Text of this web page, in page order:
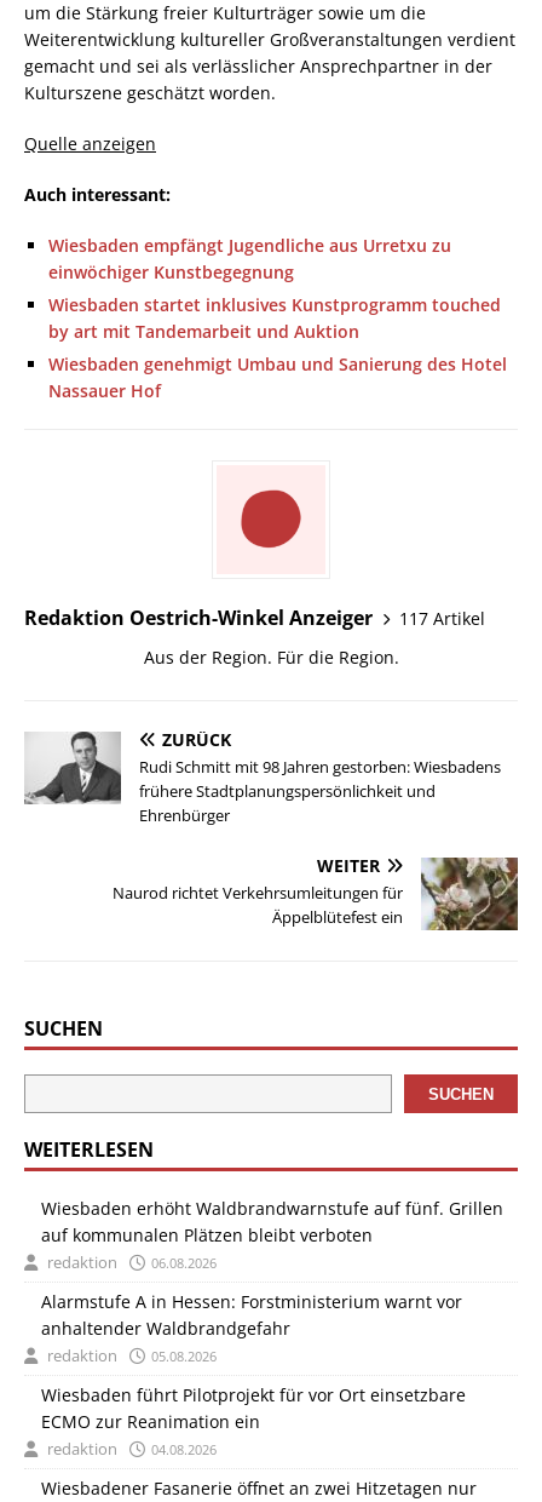
um die Stärkung freier Kulturträger sowie um die
Weiterentwicklung kultureller Großveranstaltungen verdient
gemacht und sei als verlässlicher Ansprechpartner in der
Kulturszene geschätzt worden.
Quelle anzeigen
Auch interessant:
Wiesbaden empfängt Jugendliche aus Urretxu zu
einwöchiger Kunstbegegnung
Wiesbaden startet inklusives Kunstprogramm touched
by art mit Tandemarbeit und Auktion
Wiesbaden genehmigt Umbau und Sanierung des Hotel
Nassauer Hof
Redaktion Oestrich-Winkel Anzeiger
117 Artikel
Aus der Region. Für die Region.
ZURÜCK
Rudi Schmitt mit 98 Jahren gestorben: Wiesbadens
frühere Stadtplanungspersönlichkeit und
Ehrenbürger
WEITER
Naurod richtet Verkehrsumleitungen für
Äppelblütefest ein
SUCHEN
SUCHEN
WEITERLESEN
Wiesbaden erhöht Waldbrandwarnstufe auf fünf. Grillen
auf kommunalen Plätzen bleibt verboten
redaktion 06.08.2026
Alarmstufe A in Hessen: Forstministerium warnt vor
anhaltender Waldbrandgefahr
redaktion 05.08.2026
Wiesbaden führt Pilotprojekt für vor Ort einsetzbare
ECMO zur Reanimation ein
redaktion 04.08.2026
Wiesbadener Fasanerie öffnet an zwei Hitzetagen nur